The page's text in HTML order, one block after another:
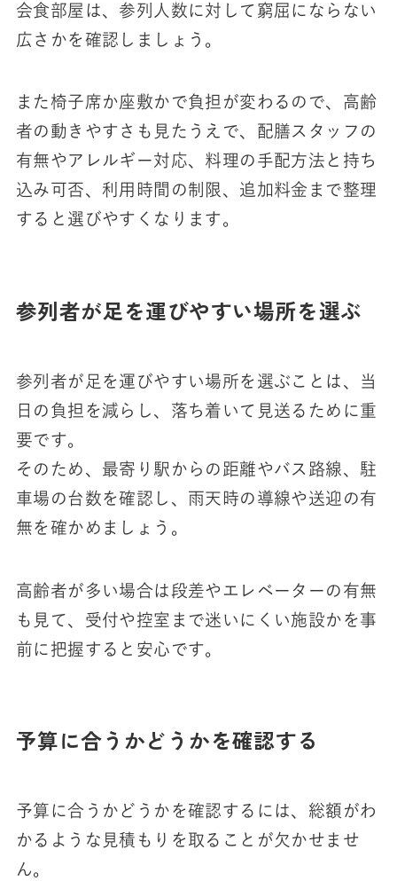
会食部屋は、参列人数に対して窮屈にならない
広さかを確認しましょう。
また椅子席か座敷かで負担が変わるので、高齢
者の動きやすさも見たうえで、配膳スタッフの
有無やアレルギー対応、料理の手配方法と持ち
込み可否、利用時間の制限、追加料金まで整理
すると選びやすくなります。
参列者が足を運びやすい場所を選ぶ
参列者が足を運びやすい場所を選ぶことは、当
日の負担を減らし、落ち着いて見送るために重
要です。
そのため、最寄り駅からの距離やバス路線、駐
車場の台数を確認し、雨天時の導線や送迎の有
無を確かめましょう。
高齢者が多い場合は段差やエレベーターの有無
も見て、受付や控室まで迷いにくい施設かを事
前に把握すると安心です。
予算に合うかどうかを確認する
予算に合うかどうかを確認するには、総額がわ
かるような見積もりを取ることが欠かせませ
ん。